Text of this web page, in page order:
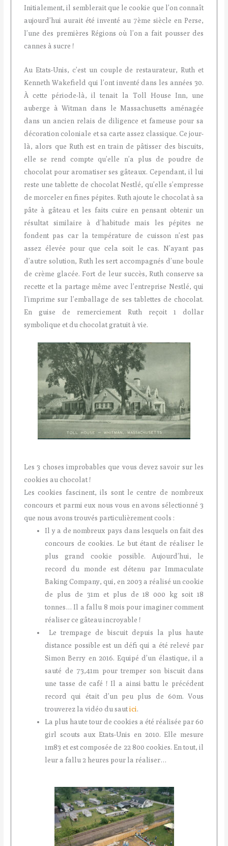
Initialement, il semblerait que le cookie que l’on connaît
aujourd’hui aurait été inventé au 7ème siècle en Perse,
l’une des premières Régions où l’on a fait pousser des
cannes à sucre !
Au Etats-Unis, c’est un couple de restaurateur, Ruth et
Kenneth Wakefield qui l’ont inventé dans les années 30.
À cette période-là, il tenait la Toll House Inn, une
auberge à Witman dans le Massachusetts aménagée
dans un ancien relais de diligence et fameuse pour sa
décoration coloniale et sa carte assez classique. Ce jour-
là, alors que Ruth est en train de pâtisser des biscuits,
elle se rend compte qu’elle n’a plus de poudre de
chocolat pour aromatiser ses gâteaux. Cependant, il lui
reste une tablette de chocolat Nestlé, qu’elle s’empresse
de morceler en fines pépites. Ruth ajoute le chocolat à sa
pâte à gâteau et les faits cuire en pensant obtenir un
résultat similaire à d’habitude mais les pépites ne
fondent pas car la température de cuisson n’est pas
assez élevée pour que cela soit le cas. N’ayant pas
d’autre solution, Ruth les sert accompagnés d’une boule
de crème glacée. Fort de leur succès, Ruth conserve sa
recette et la partage même avec l’entreprise Nestlé, qui
l’imprime sur l’emballage de ses tablettes de chocolat.
En guise de remerciement Ruth reçoit 1 dollar
symbolique et du chocolat gratuit à vie.
Les 3 choses improbables que vous devez savoir sur les
cookies au chocolat !
Les cookies fascinent, ils sont le centre de nombreux
concours et parmi eux nous vous en avons sélectionné 3
que nous avons trouvés particulièrement cools :
Il y a de nombreux pays dans lesquels on fait des
concours de cookies. Le but étant de réaliser le
plus grand cookie possible. Aujourd’hui, le
record du monde est détenu par Immaculate
Baking Company, qui, en 2003 a réalisé un cookie
de plus de 31m et plus de 18 000 kg soit 18
tonnes… Il a fallu 8 mois pour imaginer comment
réaliser ce gâteau incroyable !
Le trempage de biscuit depuis la plus haute
distance possible est un défi qui a été relevé par
Simon Berry en 2016. Equipé d’un élastique, il a
sauté de 73,41m pour tremper son biscuit dans
une tasse de café ! Il a ainsi battu le précédent
record qui était d’un peu plus de 60m. Vous
trouverez la vidéo du sautici.
La plus haute tour de cookies a été réalisée par 60
girl scouts aux Etats-Unis en 2010. Elle mesure
1m83 et est composée de 22 800 cookies. En tout, il
leur a fallu 2 heures pour la réaliser…